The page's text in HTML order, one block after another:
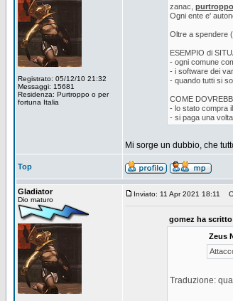
Registrato: 05/12/10 21:32
Messaggi: 15681
Residenza: Purtroppo o per
fortuna Italia
zanac, purtroppo
Ogni ente e'
Oltre a spendere
ESEMPIO di
- ogni comune
- i software dei
- quando tutti si
COME
- lo stato compra
- si paga una
Mi sorge un dubbio, che
Top
Gladiator
Dio maturo
Inviato: 11 Apr 2021 18:11
gomez ha
Zeus
Traduzione: